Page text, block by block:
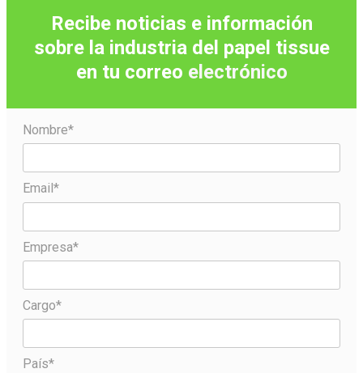
Recibe noticias e información
sobre la industria del papel tissue
en tu correo electrónico
Nombre*
Email*
Empresa*
Cargo*
País*